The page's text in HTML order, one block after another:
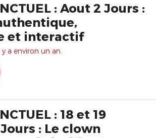
: Aout 2 Jours :
et interactif
a environ un an.
: 18 et 19
: Le clown